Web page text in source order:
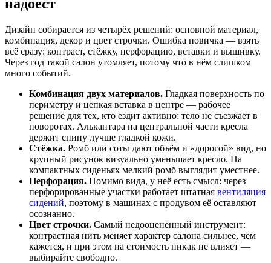
надоест
Дизайн собирается из четырёх решений: основной материал,
комбинация, декор и цвет строчки. Ошибка новичка — взять
всё сразу: контраст, стёжку, перфорацию, вставки и вышивку.
Через год такой салон утомляет, потому что в нём слишком
много событий.
Комбинация двух материалов. Гладкая поверхность по
периметру и цепкая вставка в центре — рабочее
решение для тех, кто ездит активно: тело не съезжает в
поворотах. Алькантара на центральной части кресла
держит спину лучше гладкой кожи.
Стёжка. Ромб или соты дают объём и «дорогой» вид, но
крупный рисунок визуально уменьшает кресло. На
компактных сиденьях мелкий ромб выглядит уместнее.
Перфорация. Помимо вида, у неё есть смысл: через
перфорированные участки работает штатная вентиляция
сидений, поэтому в машинах с продувом её оставляют
осознанно.
Цвет строчки. Самый недооценённый инструмент:
контрастная нить меняет характер салона сильнее, чем
кажется, и при этом на стоимость никак не влияет —
выбирайте свободно.